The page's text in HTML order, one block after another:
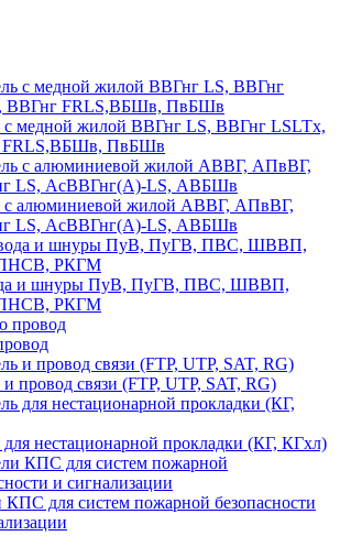
с медной жилой ВВГнг LS, ВВГнг LSLTx,
FRLS,ВБШв, ПвБШв
с алюминиевой жилой АВВГ, АПвВГ,
LS, АсВВГнг(А)-LS, АВБШв
и шнуры ПуВ, ПуГВ, ПВС, ШВВП,
РКГМ
и провод связи (FTP, UTP, SAT, RG)
для нестационарной прокладки (КГ, КГхл)
КПС для систем пожарной безопасности